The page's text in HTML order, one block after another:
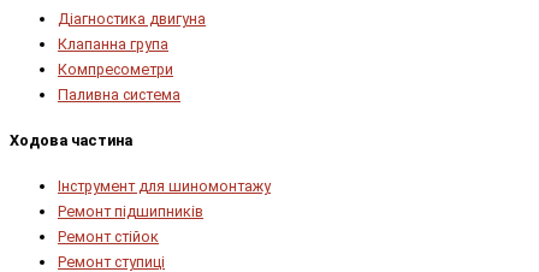
Діагностика двигуна
Клапанна група
Компресометри
Паливна система
Ходова частина
Інструмент для шиномонтажу
Ремонт підшипників
Ремонт стійок
Ремонт ступиці